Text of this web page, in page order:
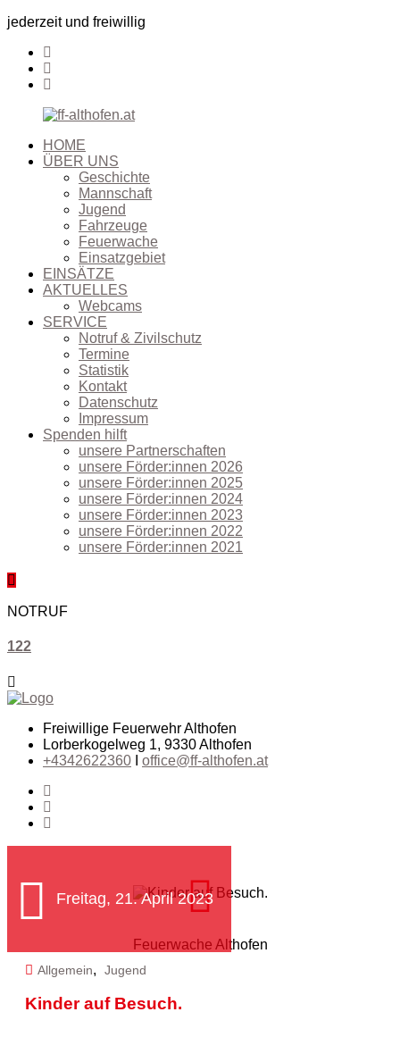
jederzeit und freiwillig
HOME
ÜBER UNS
Geschichte
Mannschaft
Jugend
Fahrzeuge
Feuerwache
Einsatzgebiet
EINSÄTZE
AKTUELLES
Webcams
SERVICE
Notruf & Zivilschutz
Termine
Statistik
Kontakt
Datenschutz
Impressum
Spenden hilft
unsere Partnerschaften
unsere Förder:innen 2026
unsere Förder:innen 2025
unsere Förder:innen 2024
unsere Förder:innen 2023
unsere Förder:innen 2022
unsere Förder:innen 2021
NOTRUF
122
Freiwillige Feuerwehr Althofen
Lorberkogelweg 1, 9330 Althofen
+4342622360
office@ff-althofen.at
Freitag, 21. April 2023
Feuerwache Althofen
Allgemein, Jugend
Kinder auf Besuch.